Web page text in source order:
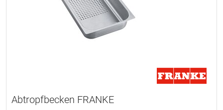
Abtropfbecken FRANKE